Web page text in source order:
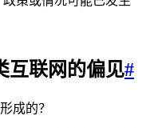
互联网的偏见#
成的？